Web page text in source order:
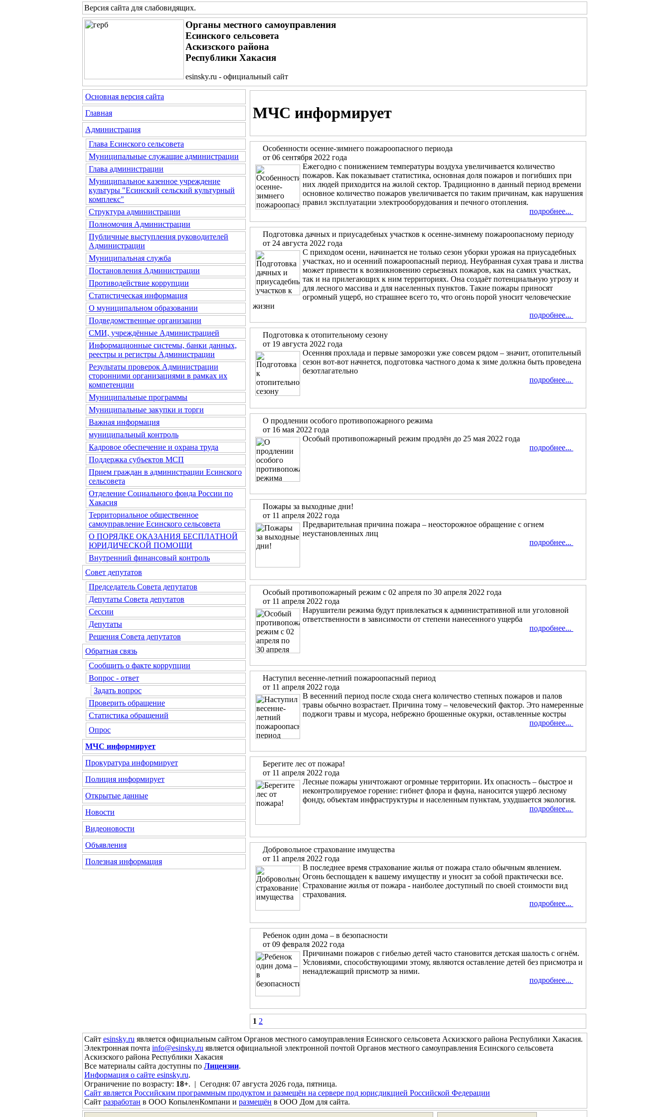
Версия сайта для слабовидящих.
Органы местного самоуправления
Есинского сельсовета
Аскизского района
Республики Хакасия
esinsky.ru - официальный сайт
Основная версия сайта
Главная
Администрация
Глава Есинского сельсовета
Муниципальные служащие администрации
Глава администрации
Муниципальное казенное учреждение
культуры "Есинский сельский культурный
комплекс"
Структура администрации
Полномочия Администрации
Публичные выступления руководителей
Администрации
Муниципальная служба
Постановления Администрации
Противодействие коррупции
Статистическая информация
О муниципальном образовании
Подведомственные организации
СМИ, учреждённые Администрацией
Информационные системы, банки данных,
реестры и регистры Администрации
Результаты проверок Администрации
сторонними организациями в рамках их
компетенции
Муниципальные программы
Муниципальные закупки и торги
Важная информация
муниципальный контроль
Кадровое обеспечение и охрана труда
Поддержка субъектов МСП
Прием граждан в администрации Есинского
сельсовета
Отделение Социального фонда России по
Хакасия
Территориальное общественное
самоуправление Есинского сельсовета
О ПОРЯДКЕ ОКАЗАНИЯ БЕСПЛАТНОЙ
ЮРИДИЧЕСКОЙ ПОМОЩИ
Внутренний финансовый контроль
Совет депутатов
Председатель Совета депутатов
Депутаты Совета депутатов
Сессии
Депутаты
Решения Совета депутатов
Обратная связь
Сообщить о факте коррупции
Вопрос - ответ
Задать вопрос
Проверить обращение
Статистика обращений
Опрос
МЧС информирует
Прокуратура информирует
Полиция информирует
Открытые данные
Новости
Видеоновости
Объявления
Полезная информация
МЧС информирует
Особенности осенне-зимнего пожароопасного периода
от 06 сентября 2022 года
Ежегодно с понижением температуры воздуха увеличивается количество
пожаров. Как показывает статистика, основная доля пожаров и погибших при
них людей приходится на жилой сектор. Традиционно в данный период времени
основное количество пожаров увеличивается по таким причинам, как нарушения
правил эксплуатации электрооборудования и печного отопления.
подробнее...
Подготовка дачных и приусадебных участков к осенне-зимнему пожароопасному периоду
от 24 августа 2022 года
C приходом осени, начинается не только сезон уборки урожая на приусадебных
участках, но и осенний пожароопасный период. Неубранная сухая трава и листва
может привести к возникновению серьезных пожаров, как на самих участках,
так и на прилегающих к ним территориях. Она создаёт потенциальную угрозу и
для лесного массива и для населенных пунктов. Такие пожары приносят
огромный ущерб, но страшнее всего то, что огонь порой уносит человеческие
жизни
подробнее...
Подготовка к отопительному сезону
от 19 августа 2022 года
Осенняя прохлада и первые заморозки уже совсем рядом – значит, отопительный
сезон вот-вот начнется, подготовка частного дома к зиме должна быть проведена
безотлагательно
подробнее...
О продлении особого противопожарного режима
от 16 мая 2022 года
Особый противопожарный режим продлён до 25 мая 2022 года
подробнее...
Пожары за выходные дни!
от 11 апреля 2022 года
Предварительная причина пожара – неосторожное обращение с огнем
неустановленных лиц
подробнее...
Особый противопожарный режим с 02 апреля по 30 апреля 2022 года
от 11 апреля 2022 года
Нарушители режима будут привлекаться к административной или уголовной
ответственности в зависимости от степени нанесенного ущерба
подробнее...
Наступил весенне-летний пожароопасный период
от 11 апреля 2022 года
В весенний период после схода снега количество степных пожаров и палов
травы обычно возрастает. Причина тому – человеческий фактор. Это намеренные
поджоги травы и мусора, небрежно брошенные окурки, оставленные костры
подробнее...
Берегите лес от пожара!
от 11 апреля 2022 года
Лесные пожары уничтожают огромные территории. Их опасность – быстрое и
неконтролируемое горение: гибнет флора и фауна, наносится ущерб лесному
фонду, объектам инфраструктуры и населенным пунктам, ухудшается экология.
подробнее...
Добровольное страхование имущества
от 11 апреля 2022 года
В последнее время страхование жилья от пожара стало обычным явлением.
Огонь беспощаден к вашему имуществу и уносит за собой практически все.
Страхование жилья от пожара - наиболее доступный по своей стоимости вид
страхования.
подробнее...
Ребенок один дома – в безопасности
от 09 февраля 2022 года
Причинами пожаров с гибелью детей часто становится детская шалость с огнём.
Условиями, способствующими этому, являются оставление детей без присмотра и
ненадлежащий присмотр за ними.
подробнее...
1 2
Сайт esinsky.ru является официальным сайтом Органов местного самоуправления Есинского сельсовета Аскизского района Республики Хакасия.
Электронная почта info@esinsky.ru является официальной электронной почтой Органов местного самоуправления Есинского сельсовета
Аскизского района Республики Хакасия
Все материалы сайта доступны по Лицензии.
Информация о сайте esinsky.ru.
Ограничение по возрасту: 18+. | Сегодня: 07 августа 2026 года, пятница.
Сайт является Российским программным продуктом и размещён на сервере под юрисдикцией Российской Федерации
Сайт разработан в ООО КопыленКомпани и размещён в ООО Дом для сайта.